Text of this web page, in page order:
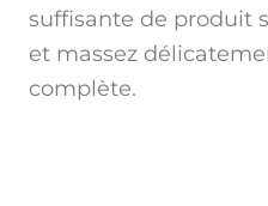
suffisante de produit
et massez
complète.